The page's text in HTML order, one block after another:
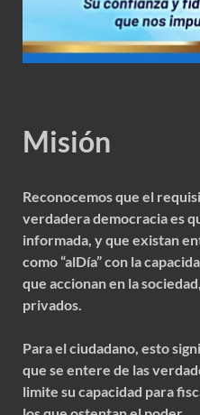
Misión
Reconocemos que el
verdadera democracia es
informada, y que existan
como “alDía” con la
que accionan en la
privados.
Para el ciudadano, esto
que se entere de las
limite su capacidad para